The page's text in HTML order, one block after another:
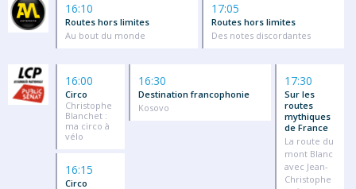
16:10
Routes hors limites
Au bout du monde
17:05
Routes hors limites
Des notes discordantes
16:00
Circo
Christophe
Blanchet :
ma circo à
vélo
16:15
Circo
16:30
Destination francophonie
Kosovo
17:30
Sur les
routes
mythiques
de France
La route du
mont Blanc
avec Jean-
Christophe